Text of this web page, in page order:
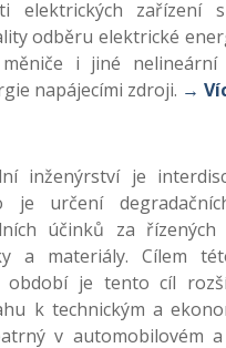
elektrických zařízení
odběru elektrické
měniče i jiné
napájecími zdroji. →
inženýrství je
je určení
účinků za
a materiály. Cílem
období je tento cíl
k technickým a
v automobilovém